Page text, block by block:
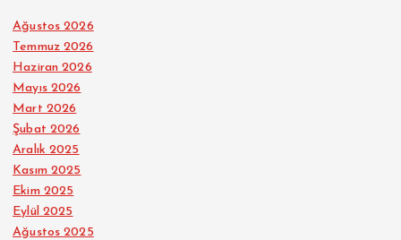
Ağustos 2026
Temmuz 2026
Haziran 2026
Mayıs 2026
Mart 2026
Şubat 2026
Aralık 2025
Kasım 2025
Ekim 2025
Eylül 2025
Ağustos 2025